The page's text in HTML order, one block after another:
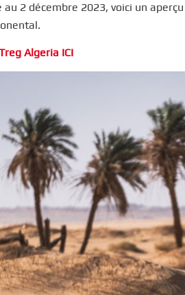
2 décembre 2023, voici un
Algeria ICI